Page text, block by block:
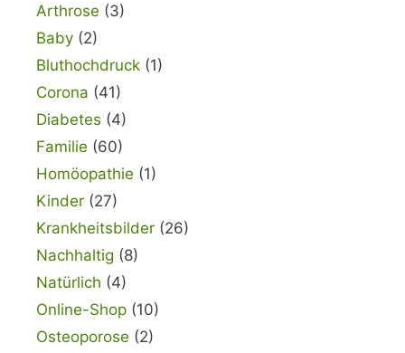
Arthrose (3)
Baby (2)
Bluthochdruck (1)
Corona (41)
Diabetes (4)
Familie (60)
Homöopathie (1)
Kinder (27)
Krankheitsbilder (26)
Nachhaltig (8)
Natürlich (4)
Online-Shop (10)
Osteoporose (2)